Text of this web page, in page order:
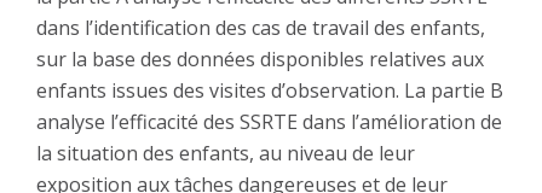
dans l’identification des cas de travail des enfants,
sur la base des données disponibles relatives aux
enfants issues des visites d’observation. La partie B
analyse l’efficacité des SSRTE dans l’amélioration de
la situation des enfants, au niveau de leur
exposition aux tâches dangereuses et de leur